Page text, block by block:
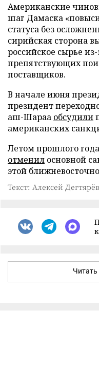
Американские
шаг Дамаска
статуса без
сирийская сторона
российское сырье
препятствующих
поставщиков.
В начале июня
президент
аш-Шараа обсудили
американских
Летом прошлого
отменил основной
этой
Текст: Алексей Дегтярёв